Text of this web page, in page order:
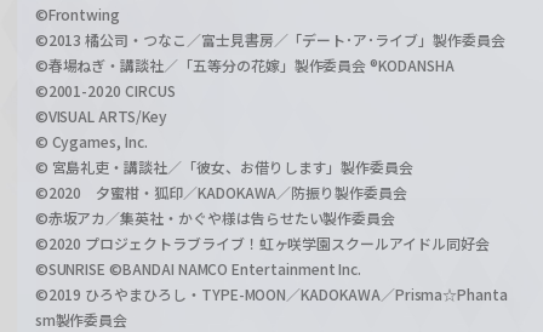
©Frontwing
©2013 橘公司・つなこ／富士見書房／「デート･ア･ライブ」製作委員会
©春場ねぎ・講談社／「五等分の花嫁」製作委員会 ®KODANSHA
©2001-2020 CIRCUS
©VISUAL ARTS/Key
© Cygames, Inc.
© 宮島礼吏・講談社／「彼女、お借りします」製作委員会
©2020 夕蜜柑・狐印／KADOKAWA／防振り製作委員会
©赤坂アカ／集英社・かぐや様は告らせたい製作委員会
©2020 プロジェクトラブライブ！虹ヶ咲学園スクールアイドル同好会
©SUNRISE ©BANDAI NAMCO Entertainment Inc.
©2019 ひろやまひろし・TYPE-MOON／KADOKAWA／Prisma☆Phanta
sm製作委員会